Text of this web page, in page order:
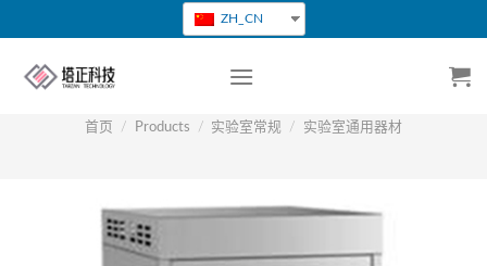
转
ZH_CN
首页 / Products / 实验室常规 / 实验室通用器材